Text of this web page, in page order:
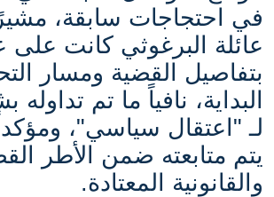
في احتجاجات سابقة،
عائلة البرغوثي كانت على
بتفاصيل القضية ومسار
البداية، نافياً ما تم
لـ "اعتقال سياسي"،
يتم متابعته ضمن الأطر
والقانونية المعتادة.